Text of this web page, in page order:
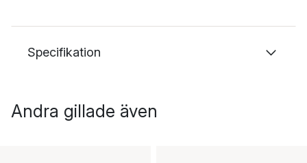
Specifikation
Andra gillade även